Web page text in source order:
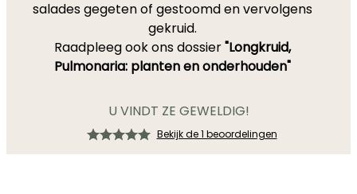
salades gegeten of gestoomd en vervolgens
gekruid.
Raadpleeg ook ons dossier"Longkruid,
Pulmonaria: planten en onderhouden"
U VINDT ZE GEWELDIG!
Bekijk de 1 beoordelingen